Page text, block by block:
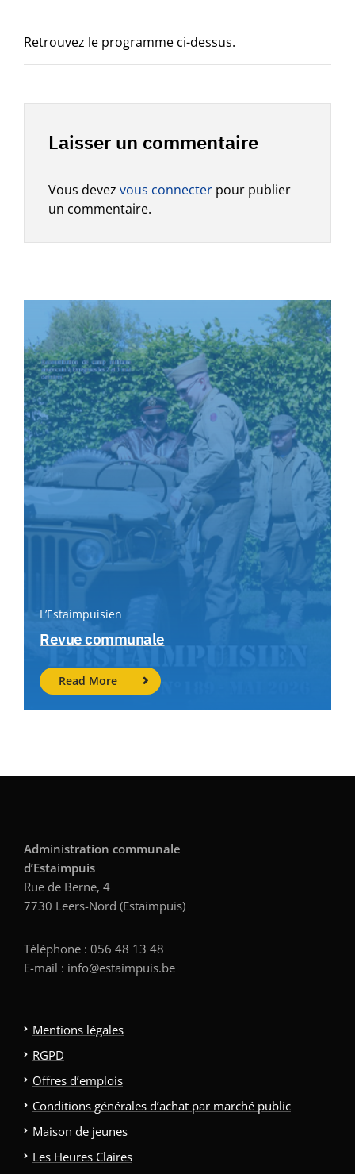
L’Estaimpuisien
Revue communale
Read More
Retrouvez le programme ci-dessus.
Laisser un commentaire
Vous devez vous connecter pour publier
un commentaire.
Administration communale
d’Estaimpuis
Rue de Berne, 4
7730 Leers-Nord (Estaimpuis)
Téléphone : 056 48 13 48
E-mail : info@estaimpuis.be
Mentions légales
RGPD
Offres d’emplois
Conditions générales d’achat par marché public
Maison de jeunes
Les Heures Claires